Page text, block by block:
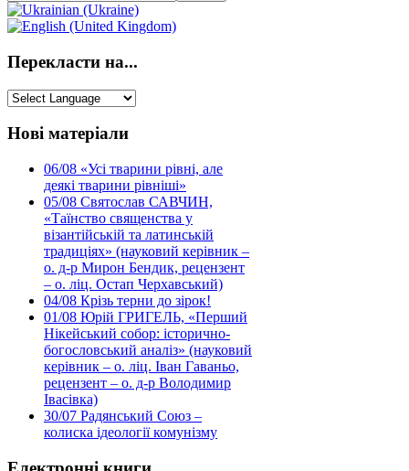
Перекласти на...
Нові матеріали
06/08 «Усі тварини рівні, але
деякі тварини рівніші»
05/08 Святослав САВЧИН,
«Таїнство священства у
візантійській та латинській
традиціях» (науковий керівник –
о. д-р Мирон Бендик, рецензент
– о. ліц. Остап Черхавський)
04/08 Крізь терни до зірок!
01/08 Юрій ГРИГЕЛЬ, «Перший
Нікейський собор: історично-
богословський аналіз» (науковий
керівник – о. ліц. Іван Гаваньо,
рецензент – о. д-р Володимир
Івасівка)
30/07 Радянський Союз –
колиска ідеології комунізму